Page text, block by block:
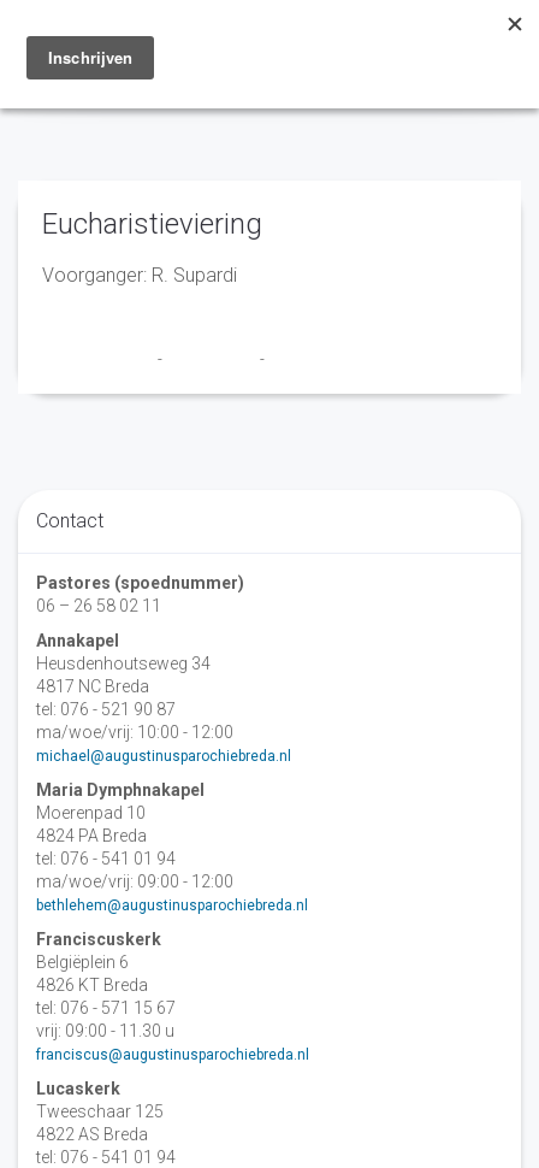
Toggle
navigation
Eucharistieviering
Voorganger: R. Supardi
- -
Contact
Pastores (spoednummer)
06 – 26 58 02 11
Annakapel
Heusdenhoutseweg 34
4817 NC Breda
tel: 076 - 521 90 87
ma/woe/vrij: 10:00 - 12:00
michael@augustinusparochiebreda.nl
Maria Dymphnakapel
Moerenpad 10
4824 PA Breda
tel: 076 - 541 01 94
ma/woe/vrij: 09:00 - 12:00
bethlehem@augustinusparochiebreda.nl
Franciscuskerk
Belgiëplein 6
4826 KT Breda
tel: 076 - 571 15 67
vrij: 09:00 - 11.30 u
franciscus@augustinusparochiebreda.nl
Lucaskerk
Tweeschaar 125
4822 AS Breda
tel: 076 - 541 01 94